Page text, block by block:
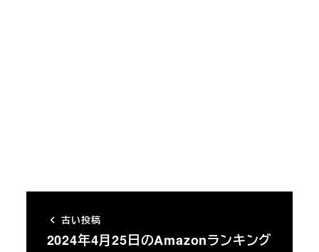
古い投稿
2024年4月25日のAmazonランキング